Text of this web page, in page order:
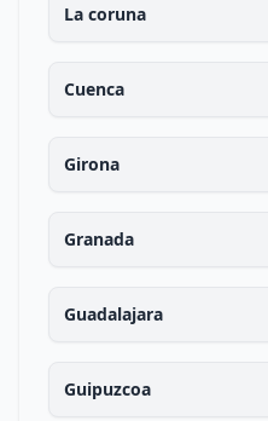
La coruna
Cuenca
Girona
Granada
Guadalajara
Guipuzcoa